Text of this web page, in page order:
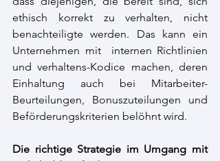
ethisch korrekt zu verhalten, nicht
benachteiligte werden. Das kann ein
Unternehmen mit  internen Richtlinien
und verhaltens-Kodice machen, deren
Einhaltung auch bei Mitarbeiter-
Beurteilungen, Bonuszuteilungen und
Beförderungskriterien belöhnt wird.
Die richtige Strategie im Umgang mit